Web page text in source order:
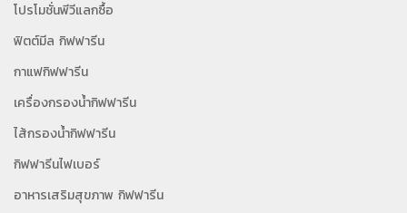
โปรโมชั่นพีวีแลกซื้อ
ฟิตต์มีล กิฟฟารีน
กาแฟกิฟฟารีน
เครื่องกรองน้ำกิฟฟารีน
ไส้กรองน้ำกิฟฟารีน
กิฟฟารีนไฟเบอร์
อาหารเสริมสุขภาพ กิฟฟารีน